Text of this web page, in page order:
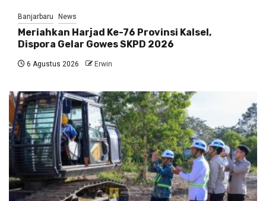
Banjarbaru News
Meriahkan Harjad Ke-76 Provinsi Kalsel,
Dispora Gelar Gowes SKPD 2026
6 Agustus 2026 Erwin